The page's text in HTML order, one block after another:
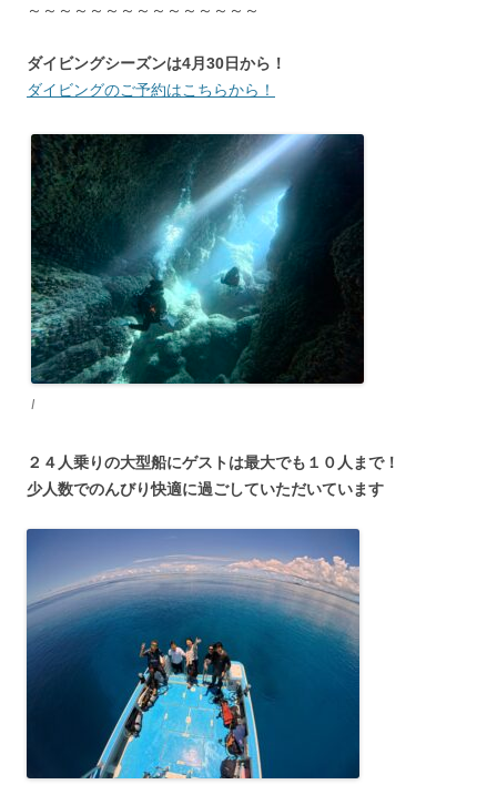
～～～～～～～～～～～～～～～
ダイビングシーズンは4月30日から！
ダイビングのご予約はこちらから！
I
２４人乗りの大型船にゲストは最大でも１０人まで！
少人数でのんびり快適に過ごしていただいています